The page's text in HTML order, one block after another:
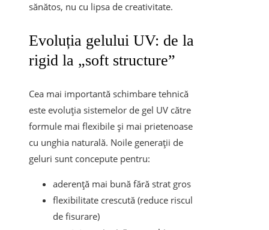
sănătos, nu cu lipsa de creativitate.
Evoluția gelului UV: de la
rigid la „soft structure”
Cea mai importantă schimbare tehnică
este evoluția sistemelor de gel UV către
formule mai flexibile și mai prietenoase
cu unghia naturală. Noile generații de
geluri sunt concepute pentru:
aderență mai bună fără strat gros
flexibilitate crescută (reduce riscul
de fisurare)